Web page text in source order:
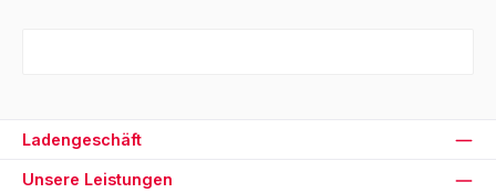
Ladengeschäft
Unsere Leistungen